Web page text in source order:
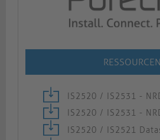
RESSOURCEN
IS2520 / IS2531 -
IS2520 / IS2531 -
IS2520 / IS2521